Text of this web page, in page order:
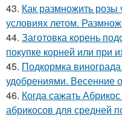
43. Как размножить
условиях летом.
44. Заготовка корень
покупке корней или при
45. Подкормка
удобрениями. Весенние
46. Когда сажать
абрикосов для средней